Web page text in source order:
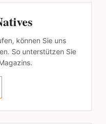
können Sie uns
So unterstützen Sie